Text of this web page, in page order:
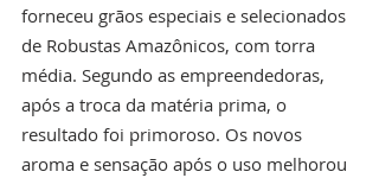
forneceu grãos especiais e selecionados
de Robustas Amazônicos, com torra
média. Segundo as empreendedoras,
após a troca da matéria prima, o
resultado foi primoroso. Os novos
aroma e sensação após o uso melhorou